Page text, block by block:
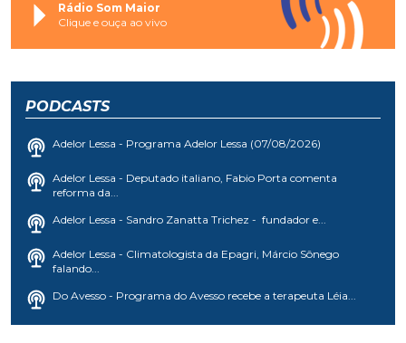
Rádio Som Maior
Clique e ouça ao vivo
PODCASTS
Adelor Lessa - Programa Adelor Lessa (07/08/2026)
Adelor Lessa - Deputado italiano, Fabio Porta comenta
reforma da...
Adelor Lessa - Sandro Zanatta Trichez - fundador e...
Adelor Lessa - Climatologista da Epagri, Márcio Sônego
falando...
Do Avesso - Programa do Avesso recebe a terapeuta Léia...